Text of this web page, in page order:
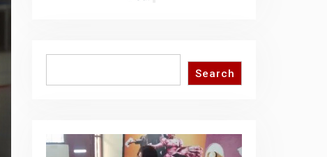
Search